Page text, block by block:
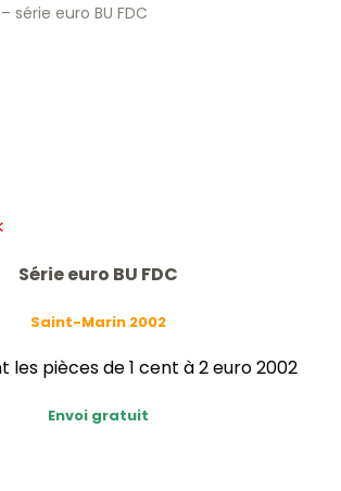
série euro BU FDC
Série euro BU FDC
Saint-Marin 2002
les pièces de 1 cent à 2 euro 2002
Envoi gratuit